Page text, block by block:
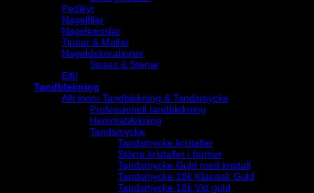
Pedikyr
Nagelfilar
Nagelpenslar
Tippar & Mallar
Nageldekorationer
Strass & Stenar
Elfil
Tandblekning
Allt inom Tandblekning & Tandsmycke
Professionell tandblekning
Hemmablekning
Tandsmycke
Tandsmycke kristaller
Större kristaller i former
Tandsmycke Guld med kristall
Tandsmycke 18k Klassisk Guld
Tandsmycke 18k Vitt guld